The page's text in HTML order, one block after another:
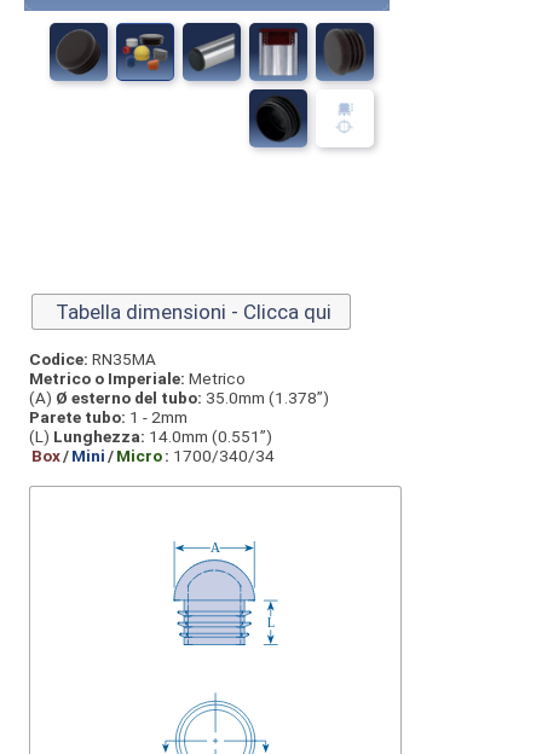
Tabella dimensioni - Clicca qui
Codice: RN35MA
Metrico o Imperiale: Metrico
(A) Ø esterno del tubo: 35.0mm (1.378”)
Parete tubo: 1 - 2mm
(L) Lunghezza: 14.0mm (0.551”)
Box/Mini/Micro: 1700/340/34